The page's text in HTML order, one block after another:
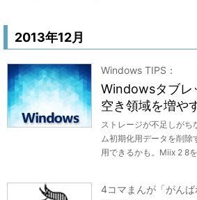
2013年12月
Windows TIPS
Windowsタブレ
空き領域を増や
ストレージが不足しがち
ム初期化用データを削除
用できるかも。Miix 2 8
4コマまんが「がんば